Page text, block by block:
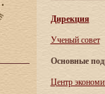
Дирекция
Ученый совет
Основные
Центр